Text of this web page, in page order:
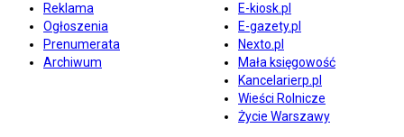
Reklama
Ogłoszenia
Prenumerata
Archiwum
E-kiosk.pl
E-gazety.pl
Nexto.pl
Mała księgowość
Kancelarierp.pl
Wieści Rolnicze
Życie Warszawy